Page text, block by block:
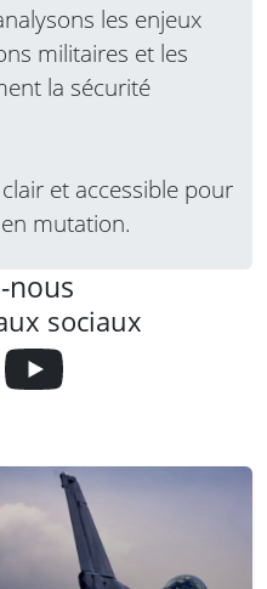
les enjeux
militaires et les
la sécurité
et accessible pour
mutation.
nous
sociaux